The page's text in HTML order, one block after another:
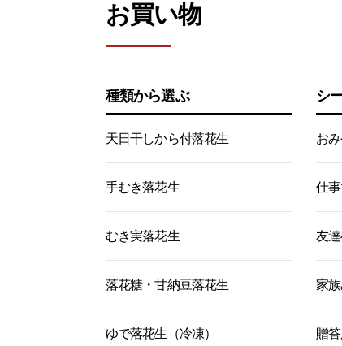
お買い物
種類から選ぶ
天日干しから付落花生
手むき落花生
むき実落花生
落花糖・甘納豆落花生
ゆで落花生（冷凍）
シ
お
仕
友
家
贈答